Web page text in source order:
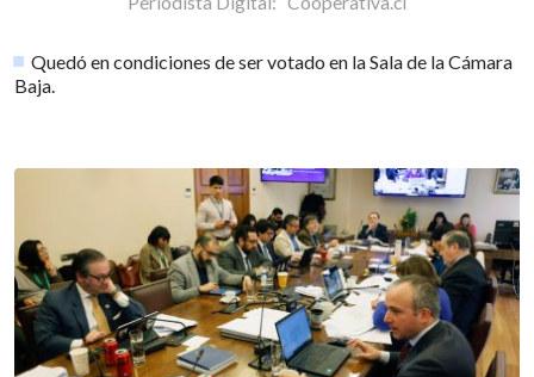
Quedó en condiciones de ser votado en la Sala de la Cámara
Baja.